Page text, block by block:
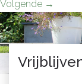
Volgende →